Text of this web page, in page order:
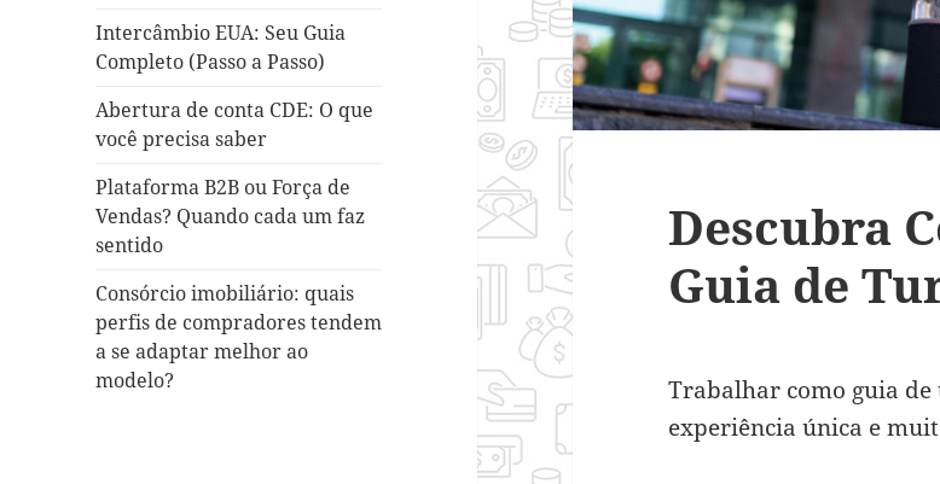
Intercâmbio EUA: Seu Guia
Completo (Passo a Passo)
Abertura de conta CDE: O que
você precisa saber
Plataforma B2B ou Força de
Vendas? Quando cada um faz
sentido
Consórcio imobiliário: quais
perfis de compradores tendem
a se adaptar melhor ao
modelo?
Descubra
Guia de
Trabalhar como guia
experiência única e